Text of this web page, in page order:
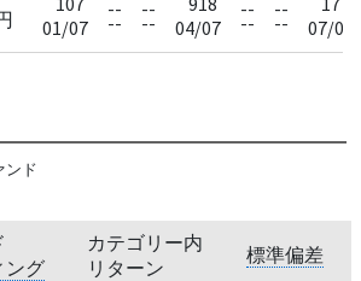
01/07
--
--
--
--
04/07
--
--
--
--
07/07
ンド
ング
カテゴリー内
リターン
標準偏差